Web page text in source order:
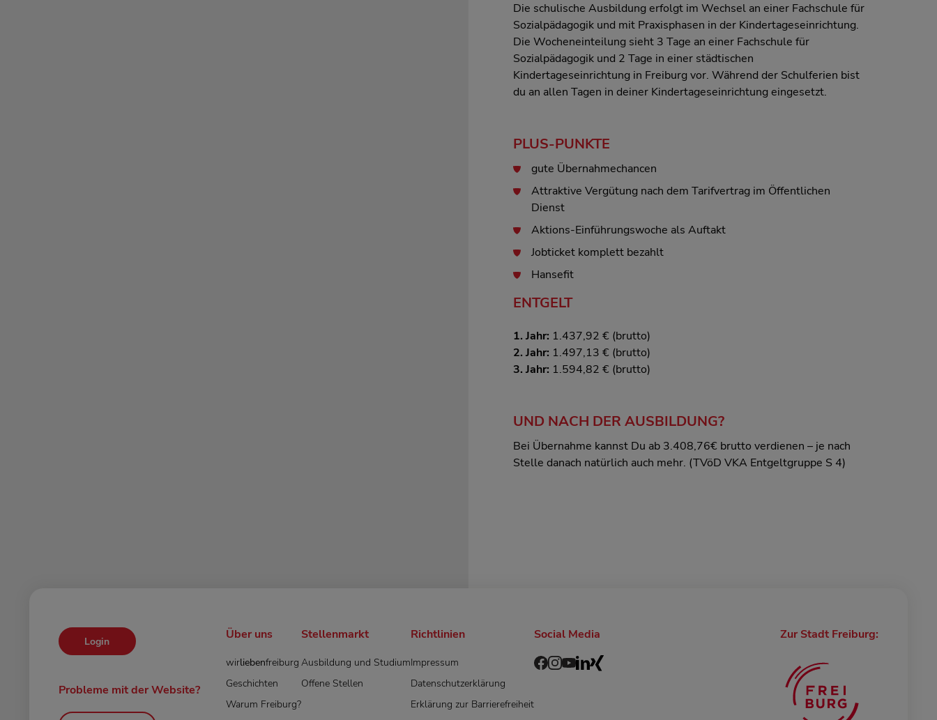
Die schulische Ausbildung erfolgt im Wechsel an einer Fachschule für
Sozialpädagogik und mit Praxisphasen in der Kindertageseinrichtung.
Die Wocheneinteilung sieht 3 Tage an einer Fachschule für
Sozialpädagogik und 2 Tage in einer städtischen
Kindertageseinrichtung in Freiburg vor. Während der Schulferien bist
du an allen Tagen in deiner Kindertageseinrichtung eingesetzt.
PLUS-PUNKTE
gute Übernahmechancen
Attraktive Vergütung nach dem Tarifvertrag im Öffentlichen
Dienst
Aktions-Einführungswoche als Auftakt
Jobticket komplett bezahlt
Hansefit
ENTGELT
1. Jahr: 1.437,92 € (brutto)
2. Jahr: 1.497,13 € (brutto)
3. Jahr: 1.594,82 € (brutto)
UND NACH DER AUSBILDUNG?
Bei Übernahme kannst Du ab 3.408,76€ brutto verdienen – je nach
Stelle danach natürlich auch mehr. (TVöD VKA Entgeltgruppe S 4)
Login
Probleme mit der Website?
Über uns
wirliebenfreiburg
Geschichten
Warum Freiburg?
Stellenmarkt
Ausbildung und Studium
Offene Stellen
Richtlinien
Impressum
Datenschutzerklärung
Erklärung zur Barrierefreiheit
Social Media Zur Stadt Freiburg: